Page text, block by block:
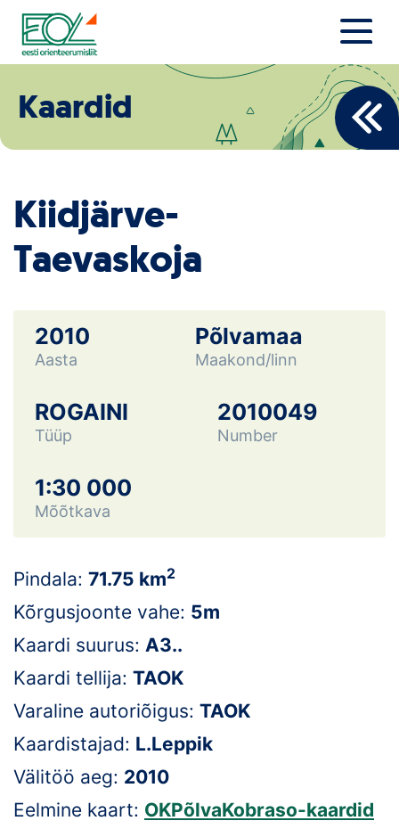
Liigu
sisu
juurde
Estonian Orienteering Federation
Eesti Orienteerumine 100!
Toetamine
Noored
Loha
Kontakt
EOL
Kaardid
Kalender
Tule klubisse!
Tulemused
Dokumendid
Kaardid
Kiidjärve-
Taevaskoja
2010
Aasta
Põlvamaa
Maakond/linn
ROGAINI
Tüüp
2010049
Number
1:30 000
Mõõtkava
Pindala: 71.75 km2
Kõrgusjoonte vahe: 5m
Kaardi suurus: A3..
Kaardi tellija: TAOK
Varaline autoriõigus: TAOK
Kaardistajad: L.Leppik
Välitöö aeg: 2010
Eelmine kaart: OKPõlvaKobraso-kaardid